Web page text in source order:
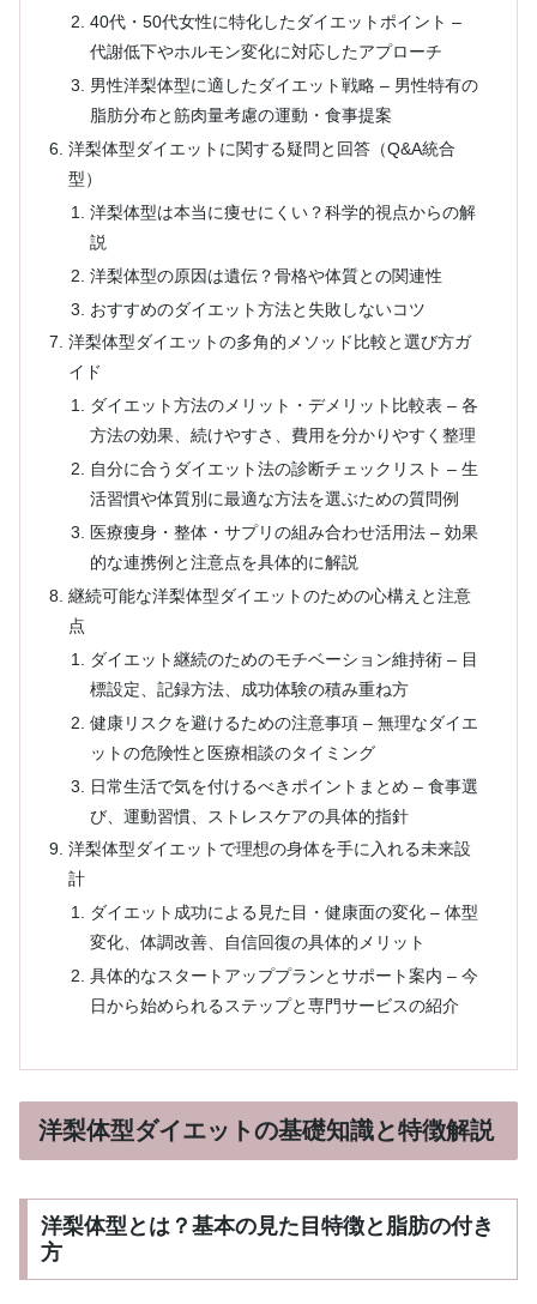
40代・50代女性に特化したダイエットポイント –
代謝低下やホルモン変化に対応したアプローチ
男性洋梨体型に適したダイエット戦略 – 男性特有の
脂肪分布と筋肉量考慮の運動・食事提案
洋梨体型ダイエットに関する疑問と回答（Q&A統合
型）
洋梨体型は本当に痩せにくい？科学的視点からの解
説
洋梨体型の原因は遺伝？骨格や体質との関連性
おすすめのダイエット方法と失敗しないコツ
洋梨体型ダイエットの多角的メソッド比較と選び方ガ
イド
ダイエット方法のメリット・デメリット比較表 – 各
方法の効果、続けやすさ、費用を分かりやすく整理
自分に合うダイエット法の診断チェックリスト – 生
活習慣や体質別に最適な方法を選ぶための質問例
医療痩身・整体・サプリの組み合わせ活用法 – 効果
的な連携例と注意点を具体的に解説
継続可能な洋梨体型ダイエットのための心構えと注意
点
ダイエット継続のためのモチベーション維持術 – 目
標設定、記録方法、成功体験の積み重ね方
健康リスクを避けるための注意事項 – 無理なダイエ
ットの危険性と医療相談のタイミング
日常生活で気を付けるべきポイントまとめ – 食事選
び、運動習慣、ストレスケアの具体的指針
洋梨体型ダイエットで理想の身体を手に入れる未来設
計
ダイエット成功による見た目・健康面の変化 – 体型
変化、体調改善、自信回復の具体的メリット
具体的なスタートアッププランとサポート案内 – 今
日から始められるステップと専門サービスの紹介
洋梨体型ダイエットの基礎知識と特徴解説
洋梨体型とは？基本の見た目特徴と脂肪の付き
方